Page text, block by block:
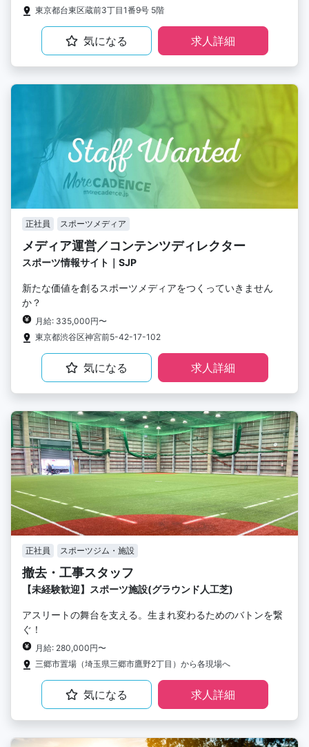
東京都台東区蔵前3丁目1番9号 5階
気になる 求人詳細
正社員 スポーツメディア
メディア運営／コンテンツディレクター
スポーツ情報サイト｜SJP
新たな価値を創るスポーツメディアをつくっていきません
か？
月給: 335,000円〜
東京都渋谷区神宮前5-42-17-102
気になる 求人詳細
正社員 スポーツジム・施設
撤去・工事スタッフ
【未経験歓迎】スポーツ施設(グラウンド人工芝)
アスリートの舞台を支える。生まれ変わるためのバトンを繋
ぐ！
月給: 280,000円〜
三郷市置場（埼玉県三郷市鷹野2丁目）から各現場へ
気になる 求人詳細